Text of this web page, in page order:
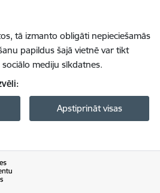
tā izmanto obligāti nepieciešamās
papildus šajā vietnē var tikt
mediju sīkdatnes.
Apstiprināt visas